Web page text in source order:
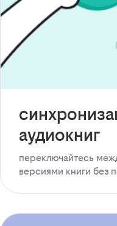
аудиокниг
переключайтесь
версиями книги без